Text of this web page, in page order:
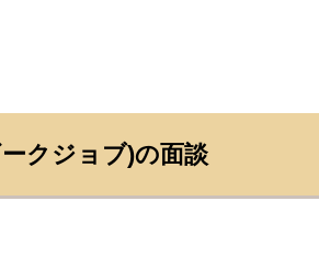
クジョブ)の面談